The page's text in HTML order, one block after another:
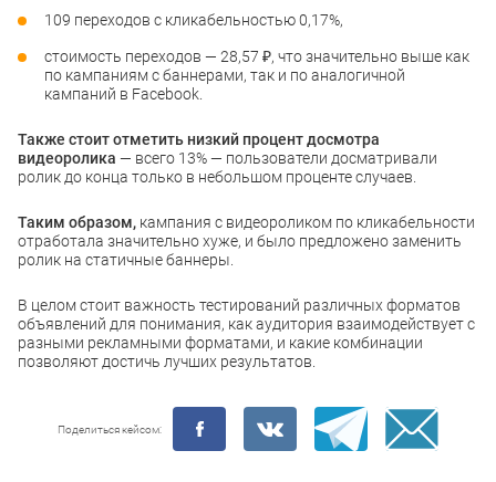
109 переходов с кликабельностью 0,17%,
стоимость переходов — 28,57 ₽, что значительно выше как
по кампаниям с баннерами, так и по аналогичной
кампаний в Facebook.
Также стоит отметить низкий процент досмотра
видеоролика — всего 13% — пользователи досматривали
ролик до конца только в небольшом проценте случаев.
Таким образом, кампания с видеороликом по кликабельности
отработала значительно хуже, и было предложено заменить
ролик на статичные баннеры.
В целом стоит важность тестирований различных форматов
объявлений для понимания, как аудитория взаимодействует с
разными рекламными форматами, и какие комбинации
позволяют достичь лучших результатов.
Поделиться кейсом: